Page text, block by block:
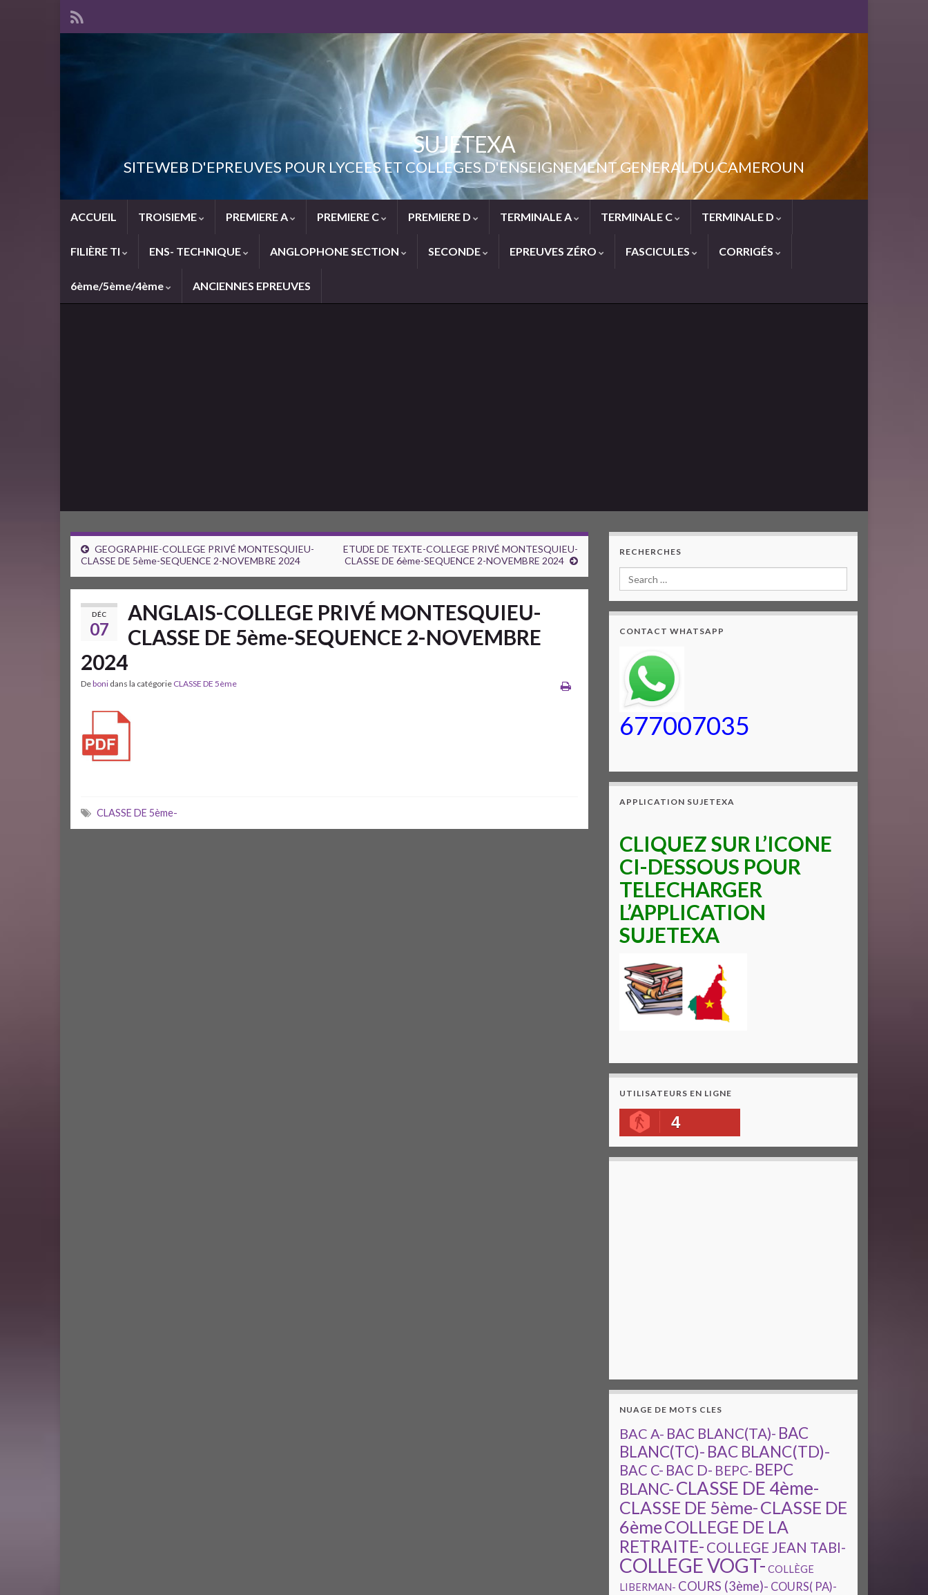
SUJETEXA
SITEWEB D'EPREUVES POUR LYCEES ET COLLEGES D'ENSEIGNEMENT GENERAL DU CAMEROUN
ACCUEIL TROISIEME PREMIERE A PREMIERE C PREMIERE D TERMINALE A TERMINALE C TERMINALE D
FILIÈRE TI ENS- TECHNIQUE ANGLOPHONE SECTION SECONDE EPREUVES ZÉRO FASCICULES CORRIGÉS
6ème/5ème/4ème ANCIENNES EPREUVES
GEOGRAPHIE-COLLEGE PRIVÉ MONTESQUIEU-
CLASSE DE 5ème-SEQUENCE 2-NOVEMBRE 2024
ETUDE DE TEXTE-COLLEGE PRIVÉ MONTESQUIEU-
CLASSE DE 6ème-SEQUENCE 2-NOVEMBRE 2024
DÉC
07
ANGLAIS-COLLEGE PRIVÉ MONTESQUIEU-
CLASSE DE 5ème-SEQUENCE 2-NOVEMBRE
2024
Deboni dans la catégorie CLASSE DE 5ème
CLASSE DE 5ème-
RECHERCHES
CONTACT WHATSAPP
677007035
APPLICATION SUJETEXA
CLIQUEZ SUR L’ICONE
CI-DESSOUS POUR
TELECHARGER
L’APPLICATION
SUJETEXA
UTILISATEURS EN LIGNE
4
NUAGE DE MOTS CLES
BAC A- BAC BLANC(TA)- BAC
BLANC(TC)- BAC BLANC(TD)-
BAC C- BAC D- BEPC- BEPC
BLANC-CLASSE DE 4ème-
CLASSE DE 5ème-CLASSE DE
6èmeCOLLEGE DE LA
RETRAITE- COLLEGE JEAN TABI-
COLLEGE VOGT- COLLÈGE
LIBERMAN- COURS (3ème)- COURS( PA)-